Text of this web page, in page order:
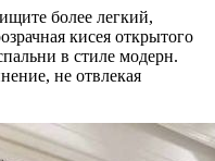
более легкий,
кисея открытого
в стиле модерн.
не отвлекая